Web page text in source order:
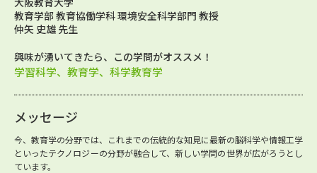
教育学部 教育協働学科 環境安全科学部門 教授
仲矢 史雄 先生
興味が湧いてきたら、この学問がオススメ！
学習科学、教育学、科学教育学
メッセージ
今、教育学の分野では、これまでの伝統的な知見に最新の脳科学や情報工学
といったテクノロジーの分野が融合して、新しい学問の世界が広がろうとし
ています。